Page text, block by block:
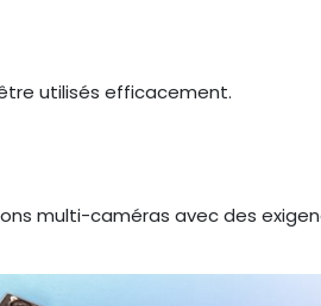
utilisés efficacement.
multi-caméras avec des